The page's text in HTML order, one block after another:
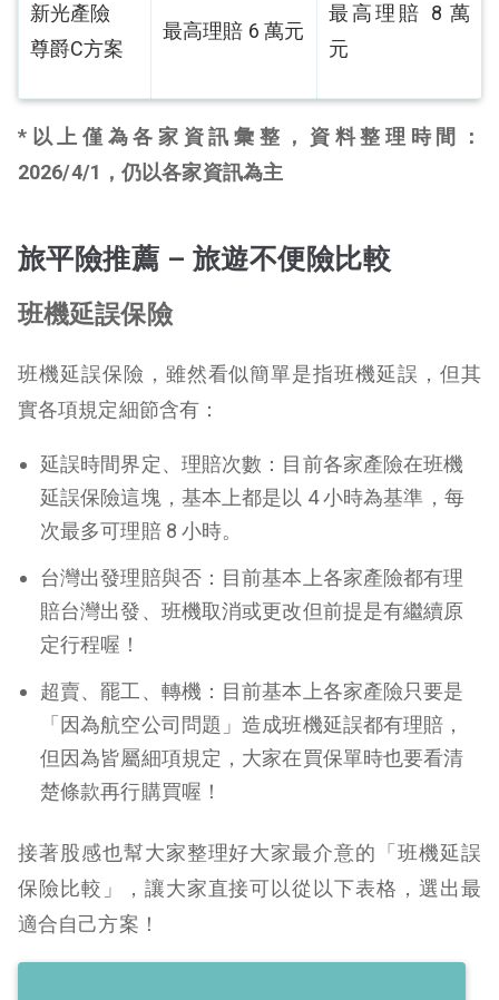
新光產險
尊爵C方案
最高理賠 6 萬元
最高理賠 8 萬
元
*以上僅為各家資訊彙整，資料整理時間：
2026/4/1，仍以各家資訊為主
旅平險推薦 – 旅遊不便險比較
班機延誤保險
班機延誤保險，雖然看似簡單是指班機延誤，但其
實各項規定細節含有：
延誤時間界定、理賠次數：目前各家產險在班機
延誤保險這塊，基本上都是以 4 小時為基準，每
次最多可理賠 8 小時。
台灣出發理賠與否：目前基本上各家產險都有理
賠台灣出發、班機取消或更改但前提是有繼續原
定行程喔！
超賣、罷工、轉機：目前基本上各家產險只要是
「因為航空公司問題」造成班機延誤都有理賠，
但因為皆屬細項規定，大家在買保單時也要看清
楚條款再行購買喔！
接著股感也幫大家整理好大家最介意的「班機延誤
保險比較」，讓大家直接可以從以下表格，選出最
適合自己方案！